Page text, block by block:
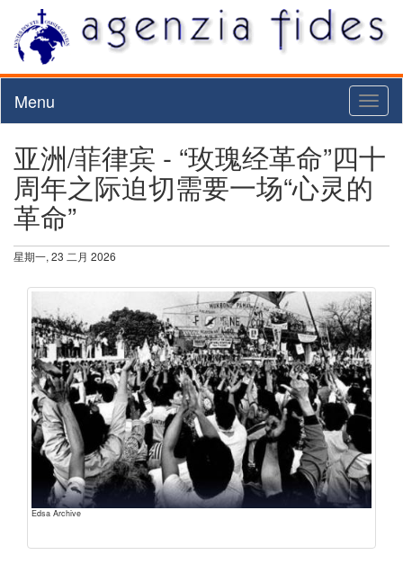
Menu
亚洲/菲律宾 - “玫瑰经革命”四十
周年之际迫切需要一场“心灵的
革命”
星期一, 23 二月 2026
Edsa Archive